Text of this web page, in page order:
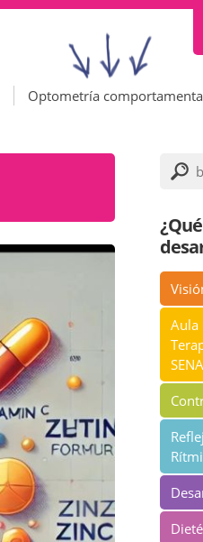
Optometría
Aula
SENA